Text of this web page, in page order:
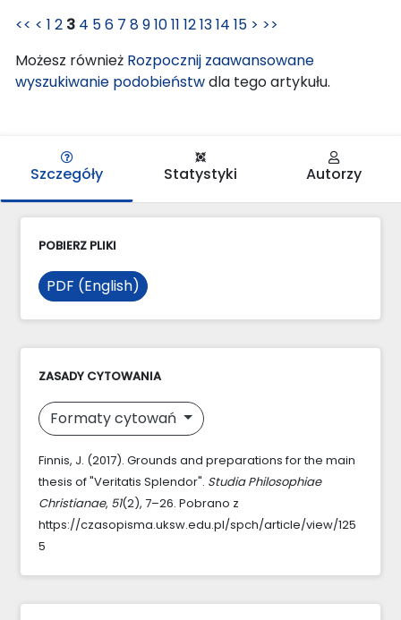
<< < 1 2 3 4 56 7 891011 121314 15 > >>
Możesz również Rozpocznij zaawansowane
wyszukiwanie podobieństwdla tego artykułu.
Szczegóły Statystyki Autorzy
POBIERZ PLIKI
PDF (English)
ZASADY CYTOWANIA
Formaty cytowań
Finnis, J. (2017). Grounds and preparations for the main
thesis of "Veritatis Splendor". Studia Philosophiae
Christianae, 51(2), 7–26. Pobrano z
https://czasopisma.uksw.edu.pl/spch/article/view/125
5